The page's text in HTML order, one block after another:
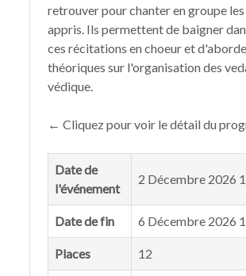
retrouver pour chanter en groupe
appris. Ils permettent de baigner
ces récitations en choeur et
théoriques sur l'organisation des
védique.
← Cliquez pour voir le détail du
Date de
l'événement
2 Décembre 2026
Date de fin 6 Décembre 2026
Places 12